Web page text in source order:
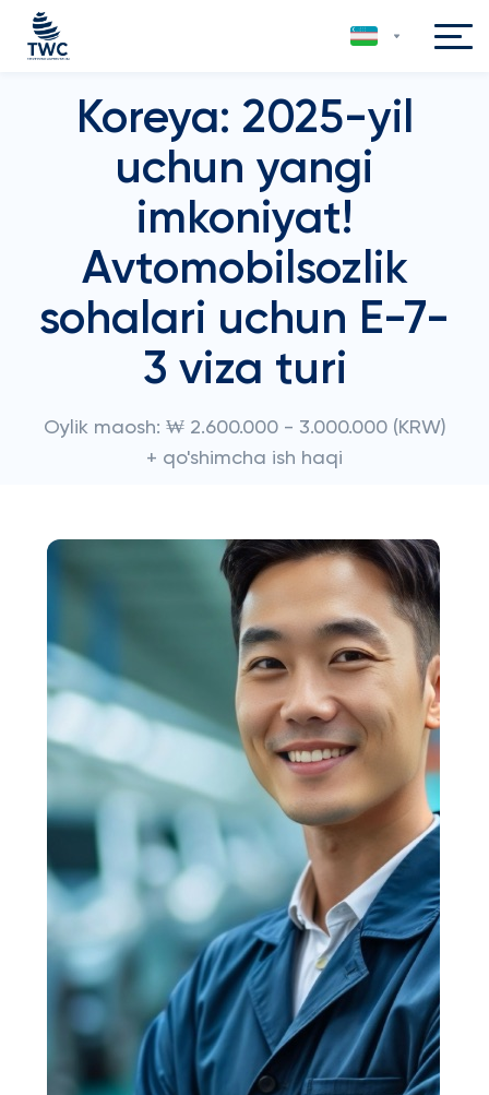
Koreya: 2025-yil
uchun yangi
imkoniyat!
Avtomobilsozlik
sohalari uchun E-7-
3 viza turi
Oylik maosh: ₩ 2.600.000 - 3.000.000 (KRW)
+ qo'shimcha ish haqi